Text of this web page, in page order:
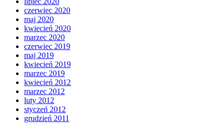
czerwiec 2020
maj 2020
kwiecień 2020
marzec 2020
czerwiec 2019
maj 2019
kwiecień 2019
marzec 2019
kwiecień 2012
marzec 2012
luty 2012
styczeń 2012
grudzień 2011